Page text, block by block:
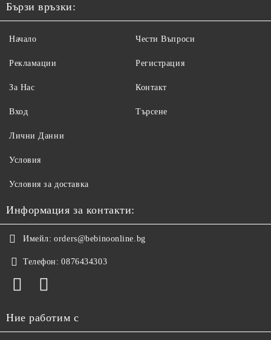
Бързи връзки:
Начало
Рекламации
За Нас
Вход
Чести Въпроси
Регистрация
Контакт
Търсене
Лични Данни
Условия
Условия за доставка
Информация за контакти:
Имейл: orders@bebinoonline.bg
Телефон: 0876434303
Ние работим с